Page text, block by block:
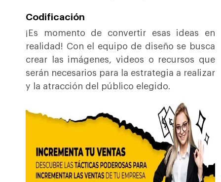
Codificación
¡Es momento de convertir esas ideas en
realidad! Con el equipo de diseño se busca
crear las imágenes, videos o recursos que
serán necesarios para la estrategia a realizar
y la atracción del público elegido.